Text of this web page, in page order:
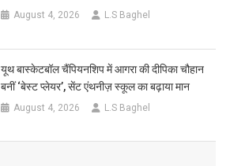
August 4, 2026 L.S Baghel
यूथ बास्केटबॉल चैंपियनशिप में आगरा की दीपिका चौहान
बनीं ‘बेस्ट प्लेयर’, सेंट एंथनीज़ स्कूल का बढ़ाया मान
August 4, 2026 L.S Baghel